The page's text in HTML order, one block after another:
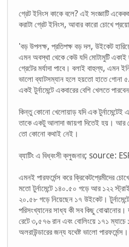
গ্রেট ইনিংস কাকে বলে? এই সংজ্ঞাটি
করাটা গ্রেট ইনিংস, আবার কারো চোখে
'বড় উপলক্ষ, প্রতিপক্ষ বড় দল, উইকেট
এমন অবস্থা থেকে কেউ যদি মোটামুটি
গ্রেটের মর্যাদা পাবে। বলাই বাহুল্য, এমন
ভালো ব্যাটসম্যান হলে হয়তো হাতে গোনা
একই টুর্নামেন্টে একবারের বেশি খেলতে
কিন্তু কোনো খেলোয়াড় যদি এক
তাকে একটু আলাদা জায়গা দিতেই হয়। আর
তো কোনো কথাই নেই।
ব্যাটিং এ বিধ্বংসী ক্লুজনার; source:
এমনই পারফর্মেন্স করে ক্রিকেটপ্রেমীদের
মতো টুর্নামেন্টে ১৪০.৫০ গড়ে আর ১২২
২০.৫৮ গড়ে নিয়েছেন ১৭ উইকেট।
পরিসংখ্যানের সাধ্য কী সব কিছু
রেটে ৩,৫৭৬ রান এবং বোলিংয়ে ১৭১
অলরাউন্ডারের জন্য যথেষ্ট ভালো পারফর্মেন্স।